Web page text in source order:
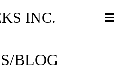
INC.
BLOG